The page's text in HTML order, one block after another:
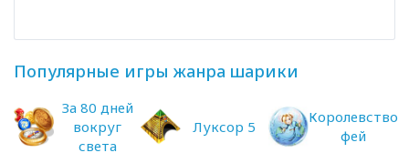
Популярные игры жанра шарики
За 80 дней
вокруг
света
Луксор 5
Королевство
фей